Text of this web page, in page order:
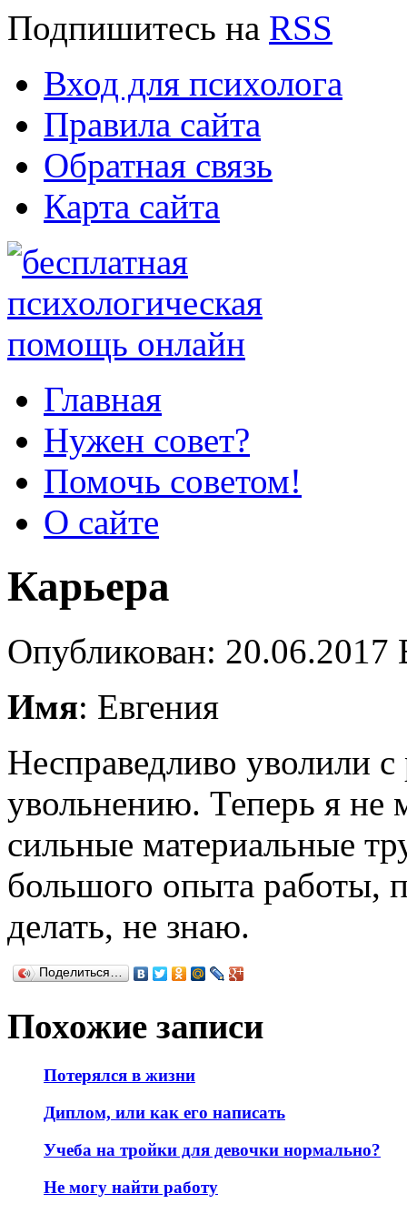
Подпишитесь на RSS
Вход для психолога
Правила сайта
Обратная связь
Карта сайта
Главная
Нужен совет?
Помочь советом!
О сайте
Карьера
Опубликован:
Имя: Евгения
Несправедливо уволили
увольнению. Теперь я не
сильные материальные
большого опыта работы,
делать, не знаю.
Поделиться…
Похожие записи
Потерялся в жизни
Диплом, или как его написать
Учеба на тройки для девочки нормально?
Не могу найти работу